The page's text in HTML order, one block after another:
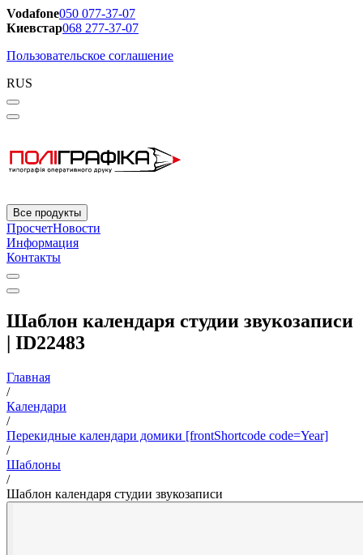
Vodafone050 077-37-07
Киевстар068 277-37-07
Пользовательское соглашение
RUS
Все продукты
ПросчетНовости
Информация
Контакты
Шаблон календаря студии звукозаписи
| ID22483
Главная
/
Календари
/
Перекидные календари домики [frontShortcode code=Year]
/
Шаблоны
/
Шаблон календаря студии звукозаписи